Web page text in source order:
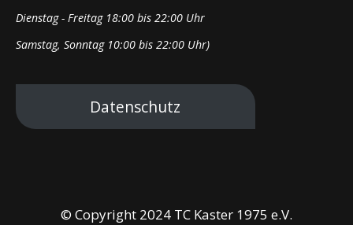
Dienstag - Freitag 18:00 bis 22:00 Uhr
Samstag, Sonntag 10:00 bis 22:00 Uhr)
Datenschutz
© Copyright 2024 TC Kaster 1975 e.V.